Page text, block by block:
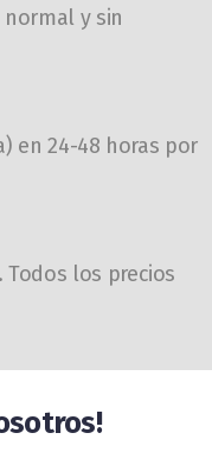
y sin
en24-48 horas por
Todos los precios